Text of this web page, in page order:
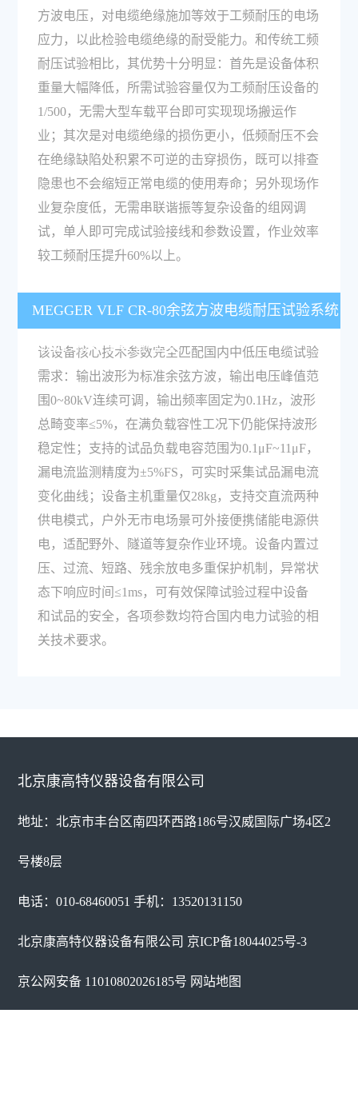
方波电压，对电缆绝缘施加等效于工频耐压的电场
应力，以此检验电缆绝缘的耐受能力。和传统工频
耐压试验相比，其优势十分明显：首先是设备体积
重量大幅降低，所需试验容量仅为工频耐压设备的
1/500，无需大型车载平台即可实现现场搬运作
业；其次是对电缆绝缘的损伤更小，低频耐压不会
在绝缘缺陷处积累不可逆的击穿损伤，既可以排查
隐患也不会缩短正常电缆的使用寿命；另外现场作
业复杂度低，无需串联谐振等复杂设备的组网调
试，单人即可完成试验接线和参数设置，作业效率
较工频耐压提升60%以上。
MEGGER VLF CR-80余弦方波电缆耐压试验系统
的核心技术参数有哪些？
该设备核心技术参数完全匹配国内中低压电缆试验
需求：输出波形为标准余弦方波，输出电压峰值范
围0~80kV连续可调，输出频率固定为0.1Hz，波形
总畸变率≤5%，在满负载容性工况下仍能保持波形
稳定性；支持的试品负载电容范围为0.1μF~11μF，
漏电流监测精度为±5%FS，可实时采集试品漏电流
变化曲线；设备主机重量仅28kg，支持交直流两种
供电模式，户外无市电场景可外接便携储能电源供
电，适配野外、隧道等复杂作业环境。设备内置过
压、过流、短路、残余放电多重保护机制，异常状
态下响应时间≤1ms，可有效保障试验过程中设备
和试品的安全，各项参数均符合国内电力试验的相
关技术要求。
北京康高特仪器设备有限公司
地址：北京市丰台区南四环西路186号汉威国际广场4区2
号楼8层
电话：010-68460051 手机：13520131150
北京康高特仪器设备有限公司 京ICP备18044025号-3
京公网安备 11010802026185号 网站地图